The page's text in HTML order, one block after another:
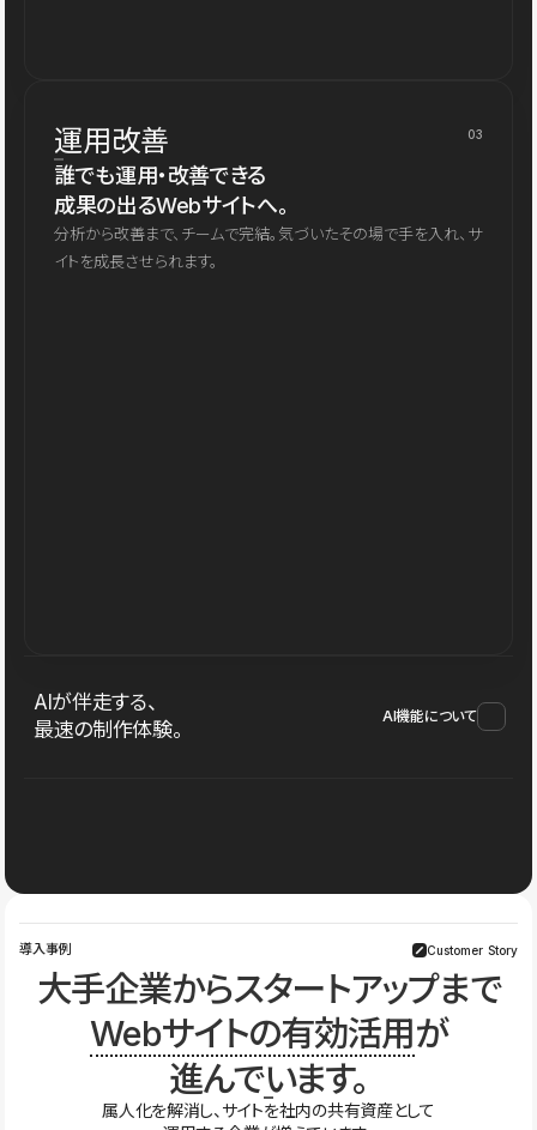
運用改善 03
誰でも運用・改善できる
成果の出るWebサイトへ。
分析から改善まで、チームで完結。気づいたその場で手を入れ、サ
イトを成長させられます。
AIが伴走する、
最速の制作体験。
AI機能について
導入事例 Customer Story
大手企業からスタートアップまで
Webサイトの有効活用が
進んでいます。
属人化を解消し、サイトを社内の共有資産として